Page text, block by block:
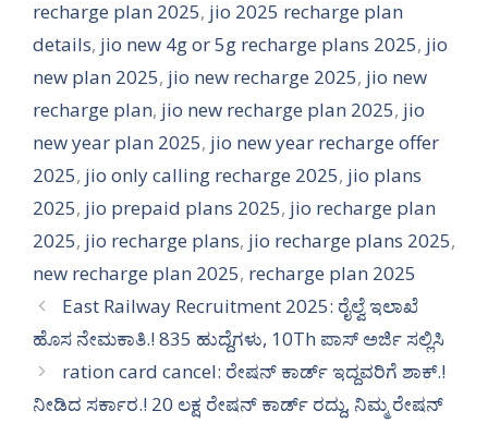
recharge plan 2025, jio 2025 recharge plan
details, jio new 4g or 5g recharge plans 2025, jio
new plan 2025, jio new recharge 2025, jio new
recharge plan, jio new recharge plan 2025, jio
new year plan 2025, jio new year recharge offer
2025, jio only calling recharge 2025, jio plans
2025, jio prepaid plans 2025, jio recharge plan
2025, jio recharge plans, jio recharge plans 2025,
new recharge plan 2025, recharge plan 2025
East Railway Recruitment 2025: ರೈಲ್ವೆ ಇಲಾಖೆ
ಹೊಸ ನೇಮಕಾತಿ.! 835 ಹುದ್ದೆಗಳು, 10Th ಪಾಸ್ ಅರ್ಜಿ ಸಲ್ಲಿಸಿ
ration card cancel: ರೇಷನ್ ಕಾರ್ಡ್ ಇದ್ದವರಿಗೆ ಶಾಕ್.!
ನೀಡಿದ ಸರ್ಕಾರ.! 20 ಲಕ್ಷ ರೇಷನ್ ಕಾರ್ಡ್ ರದ್ದು, ನಿಮ್ಮ ರೇಷನ್